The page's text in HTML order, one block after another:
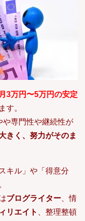
3万円〜5万円の安定
す。
や専門性や継続性が
きく、努力がそのま
キル」や「得意分
ブログライター 、情
リエイト
、整理整頓